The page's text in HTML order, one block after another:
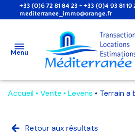
+33 (0)6 72 81 84 23 - +33 (0)4 93 81 19
mediterranee_immo@orange.fr
Menu
ventes
Accueil Vente Levens Terrain a
Retour aux résultats